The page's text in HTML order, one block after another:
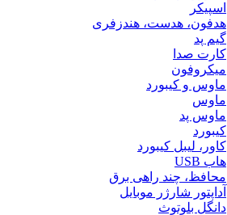
اسپیکر
هدفون، هدست، هندزفری
گیم پد
کارت صدا
میکروفون
ماوس و کیبورد
ماوس
ماوس پد
کیبورد
کاور، لیبل کیبورد
هاب USB
محافظ، چند راهی برق
آداپتور شارژر موبایل
دانگل بلوتوث